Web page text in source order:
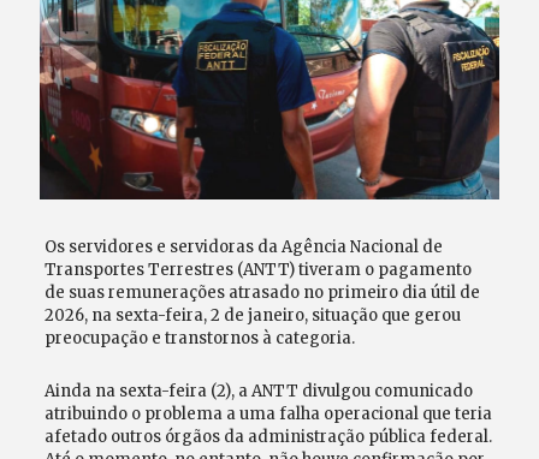
Os servidores e servidoras da Agência Nacional de
Transportes Terrestres (ANTT) tiveram o pagamento
de suas remunerações atrasado no primeiro dia útil de
2026, na sexta-feira, 2 de janeiro, situação que gerou
preocupação e transtornos à categoria.
Ainda na sexta-feira (2), a ANTT divulgou comunicado
atribuindo o problema a uma falha operacional que teria
afetado outros órgãos da administração pública federal.